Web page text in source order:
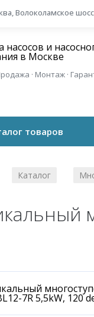
Волоколамское
· Монтаж ·
товаров
Каталог